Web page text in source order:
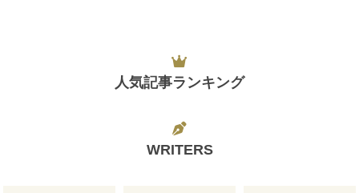
人気記事ランキング
WRITERS